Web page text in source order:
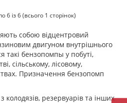
6 із 6 (всього 1 сторінок)
собою відцентровий
двигуном внутрішнього
такі бензопомпы у побуті,
сільському, лісовому,
Призначення бензопомп
колодязів, резервуарів та інших